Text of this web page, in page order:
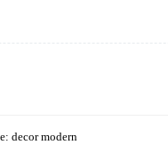
decor modern